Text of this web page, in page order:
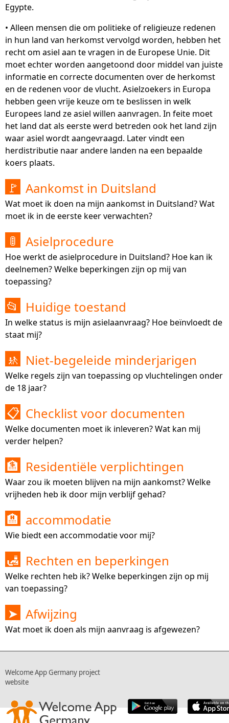
Egypte.
• Alleen mensen die om politieke of religieuze redenen
in hun land van herkomst vervolgd worden, hebben het
recht om asiel aan te vragen in de Europese Unie. Dit
moet echter worden aangetoond door middel van juiste
informatie en correcte documenten over de herkomst
en de redenen voor de vlucht. Asielzoekers in Europa
hebben geen vrije keuze om te beslissen in welk
Europees land ze asiel willen aanvragen. In feite moet
het land dat als eerste werd betreden ook het land zijn
waar asiel wordt aangevraagd. Later vindt een
herdistributie naar andere landen na een bepaalde
koers plaats.
🚩 Aankomst in Duitsland
Wat moet ik doen na mijn aankomst in Duitsland? Wat
moet ik in de eerste keer verwachten?
🚦 Asielprocedure
Hoe werkt de asielprocedure in Duitsland? Hoe kan ik
deelnemen? Welke beperkingen zijn op mij van
toepassing?
📂 Huidige toestand
In welke status is mijn asielaanvraag? Hoe beïnvloedt de
staat mij?
🚸 Niet-begeleide minderjarigen
Welke regels zijn van toepassing op vluchtelingen onder
de 18 jaar?
📋 Checklist voor documenten
Welke documenten moet ik inleveren? Wat kan mij
verder helpen?
🏦 Residentiële verplichtingen
Waar zou ik moeten blijven na mijn aankomst? Welke
vrijheden heb ik door mijn verblijf gehad?
🏨 accommodatie
Wie biedt een accommodatie voor mij?
🛃 Rechten en beperkingen
Welke rechten heb ik? Welke beperkingen zijn op mij
van toepassing?
➤ Afwijzing
Wat moet ik doen als mijn aanvraag is afgewezen?
Welcome App Germany project
website